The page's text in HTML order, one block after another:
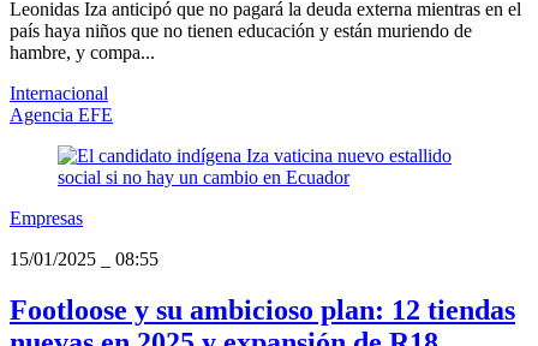
Leonidas Iza anticipó que no pagará la deuda externa mientras en el
país haya niños que no tienen educación y están muriendo de
hambre, y compa...
Internacional
Agencia EFE
Empresas
15/01/2025
08:55
Footloose y su ambicioso plan: 12 tiendas